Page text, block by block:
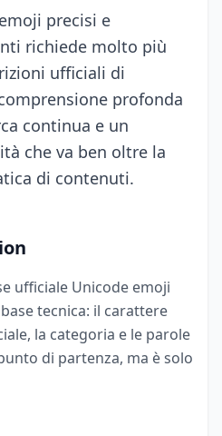
precisi e
richiede molto più
ufficiali di
profonda
continua e un
che va ben oltre la
di contenuti.
ufficiale Unicode emoji
tecnica: il carattere
la categoria e le parole
di partenza, ma è solo